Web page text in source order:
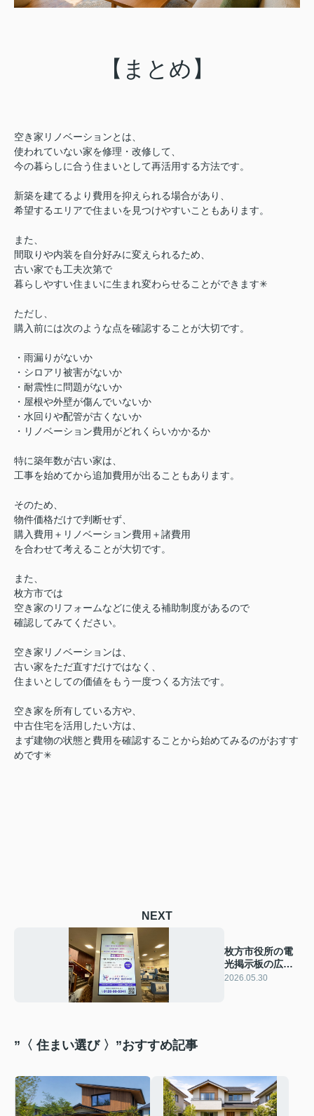
【まとめ】
空き家リノベーションとは、
使われていない家を修理・改修して、
今の暮らしに合う住まいとして再活用する方法です。
新築を建てるより費用を抑えられる場合があり、
希望するエリアで住まいを見つけやすいこともあります。
また、
間取りや内装を自分好みに変えられるため、
古い家でも工夫次第で
暮らしやすい住まいに生まれ変わらせることができます✳︎
ただし、
購入前には次のような点を確認することが大切です。
・雨漏りがないか
・シロアリ被害がないか
・耐震性に問題がないか
・屋根や外壁が傷んでいないか
・水回りや配管が古くないか
・リノベーション費用がどれくらいかかるか
特に築年数が古い家は、
工事を始めてから追加費用が出ることもあります。
そのため、
物件価格だけで判断せず、
購入費用＋リノベーション費用＋諸費用
を合わせて考えることが大切です。
また、
枚方市では
空き家のリフォームなどに使える補助制度があるので
確認してみてください。
空き家リノベーションは、
古い家をただ直すだけではなく、
住まいとしての価値をもう一度つくる方法です。
空き家を所有している方や、
中古住宅を活用したい方は、
まず建物の状態と費用を確認することから始めてみるのがおすす
めです✳︎
NEXT
枚方市役所の電
光掲示板の広告
掲載がスタート
2026.05.30
”〈 住まい選び 〉”おすすめ記事